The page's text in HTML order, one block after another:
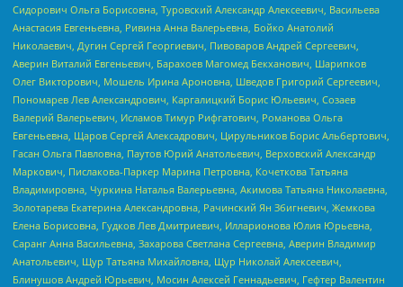
Сидорович Ольга Борисовна, Туровский Александр Алексеевич, Васильева
Анастасия Евгеньевна, Ривина Анна Валерьевна, Бойко Анатолий
Николаевич, Дугин Сергей Георгиевич, Пивоваров Андрей Сергеевич,
Аверин Виталий Евгеньевич, Барахоев Магомед Бекханович, Шарипков
Олег Викторович, Мошель Ирина Ароновна, Шведов Григорий Сергеевич,
Пономарев Лев Александрович, Каргалицкий Борис Юльевич, Созаев
Валерий Валерьевич, Исламов Тимур Рифгатович, Романова Ольга
Евгеньевна, Щаров Сергей Алексадрович, Цирульников Борис Альбертович,
Гасан Ольга Павловна, Паутов Юрий Анатольевич, Верховский Александр
Маркович, Пислакова-Паркер Марина Петровна, Кочеткова Татьяна
Владимировна, Чуркина Наталья Валерьевна, Акимова Татьяна Николаевна,
Золотарева Екатерина Александровна, Рачинский Ян Збигневич, Жемкова
Елена Борисовна, Гудков Лев Дмитриевич, Илларионова Юлия Юрьевна,
Саранг Анна Васильевна, Захарова Светлана Сергеевна, Аверин Владимир
Анатольевич, Щур Татьяна Михайловна, Щур Николай Алексеевич,
Блинушов Андрей Юрьевич, Мосин Алексей Геннадьевич, Гефтер Валентин